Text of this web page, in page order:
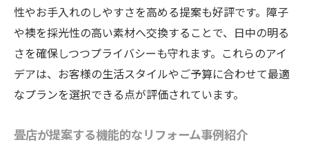
性やお手入れのしやすさを高める提案も好評です。障子
や襖を採光性の高い素材へ交換することで、日中の明る
さを確保しつつプライバシーも守れます。これらのアイ
デアは、お客様の生活スタイルやご予算に合わせて最適
なプランを選択できる点が評価されています。
畳店が提案する機能的なリフォーム事例紹介